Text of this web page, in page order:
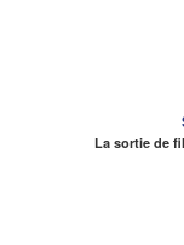
La sortie de